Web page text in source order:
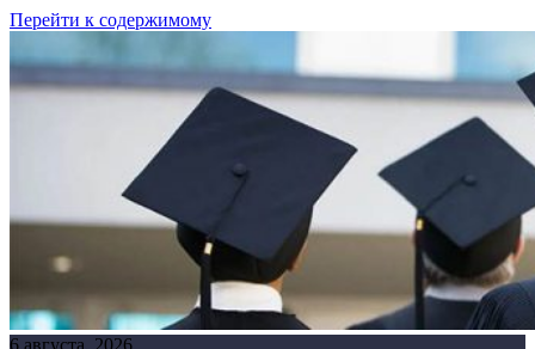
Перейти к содержимому
6 августа, 2026